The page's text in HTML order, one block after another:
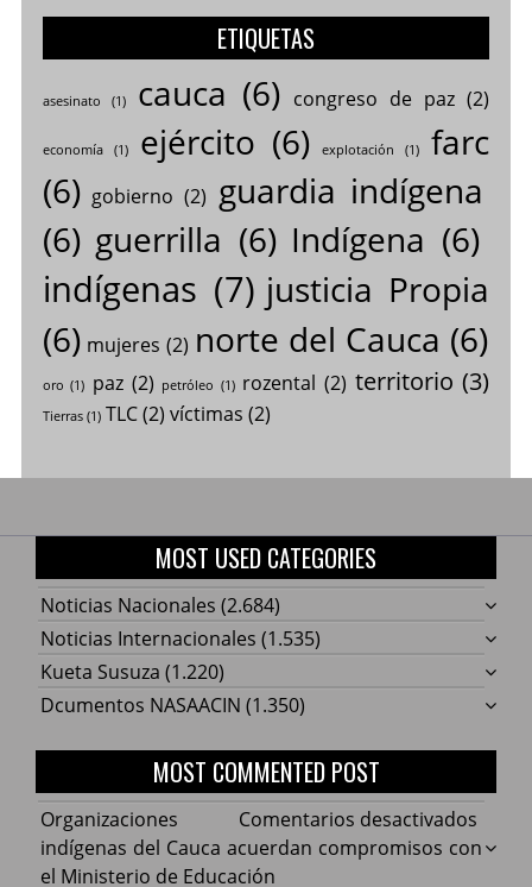
ETIQUETAS
asesinato (1) cauca (6) congreso de paz(2)
economía(1) ejército (6) explotación (1)
farc
(6) gobierno (2) guardia indígena
(6) guerrilla (6) Indígena (6)
indígenas (7) justicia Propia
(6) mujeres (2) norte del Cauca (6)
oro (1) paz (2) petróleo (1) rozental (2) territorio (3)
Tierras(1) TLC(2) víctimas (2)
MOST USED CATEGORIES
Noticias Nacionales (2.684)
Noticias Internacionales (1.535)
Kueta Susuza (1.220)
Dcumentos NASAACIN (1.350)
MOST COMMENTED POST
Comentarios desactivados
Organizaciones
indígenas del Cauca acuerdan compromisos con
el Ministerio de Educación